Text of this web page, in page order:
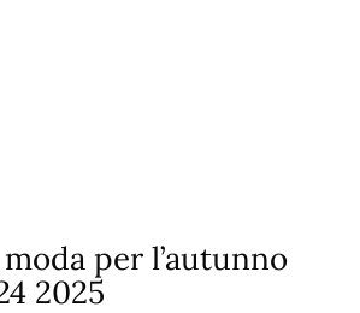
moda per l’autunno
2025